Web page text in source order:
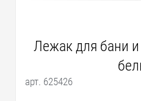
Лежак для бани
арт. 625426